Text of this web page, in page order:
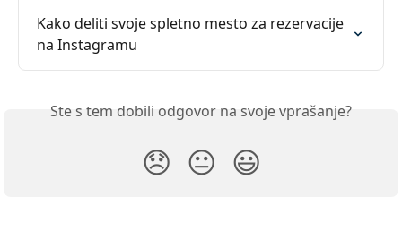
Kako deliti svoje spletno mesto za rezervacije
na Instagramu
Ste s tem dobili odgovor na svoje vprašanje?
😞 😐 😃